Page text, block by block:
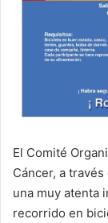
El Comité
Cáncer, a
una muy atenta
recorrido en